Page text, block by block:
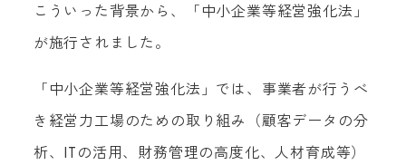
こういった背景から、「中小企業等経営強化法」
が施行されました。
「中小企業等経営強化法」では、事業者が行うべ
き経営力工場のための取り組み（顧客データの分
析、ITの活用、財務管理の高度化、人材育成等）